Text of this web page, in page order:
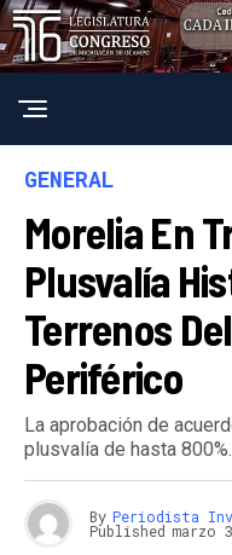
GENERAL
Morelia En
Plusvalía
Terrenos
Periférico
La aprobación de
plusvalía de hasta 800%.
By Periodista
Published marzo